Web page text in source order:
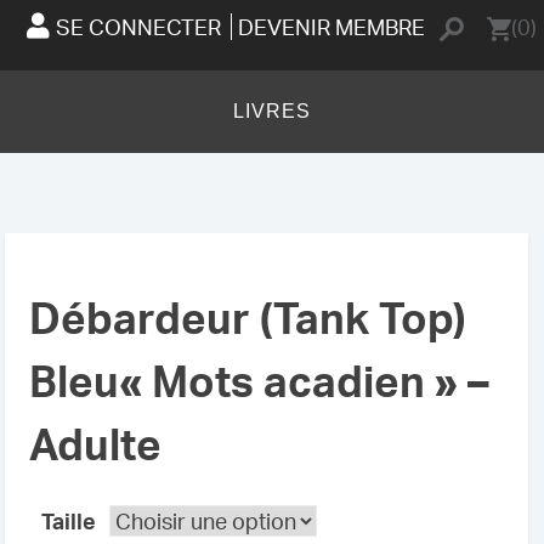
SE CONNECTER DEVENIR MEMBRE (0)
LIVRES
Débardeur (Tank Top)
Bleu« Mots acadien » –
Adulte
Taille